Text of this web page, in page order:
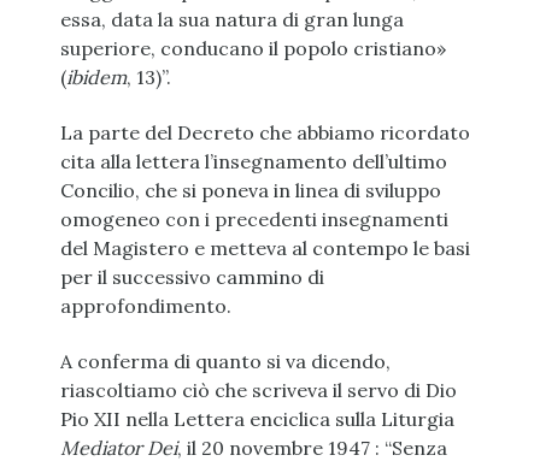
essa, data la sua natura di gran lunga
superiore, conducano il popolo cristiano»
(ibidem, 13)”.
La parte del Decreto che abbiamo ricordato
cita alla lettera l’insegnamento dell’ultimo
Concilio, che si poneva in linea di sviluppo
omogeneo con i precedenti insegnamenti
del Magistero e metteva al contempo le basi
per il successivo cammino di
approfondimento.
A conferma di quanto si va dicendo,
riascoltiamo ciò che scriveva il servo di Dio
Pio XII nella Lettera enciclica sulla Liturgia
Mediator Dei, il 20 novembre 1947 : “Senza